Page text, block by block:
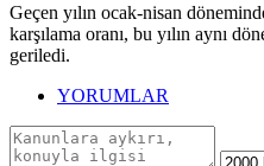
Geçen yılın ocak-nisan
karşılama oranı, bu yılın aynı
geriledi.
YORUMLAR